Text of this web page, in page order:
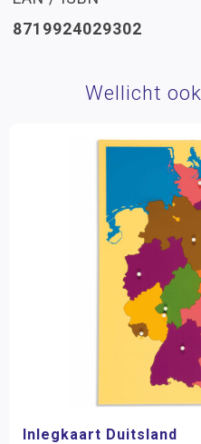
8719924029302
Wellicht ook
Inlegkaart Duitsland